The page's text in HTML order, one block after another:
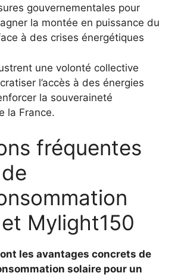
gouvernementales pour
la montée en puissance du
à des crises énergétiques
une volonté collective
l’accès à des énergies
la souveraineté
la France.
fréquentes
Mylight150
les avantages concrets de
solaire pour un